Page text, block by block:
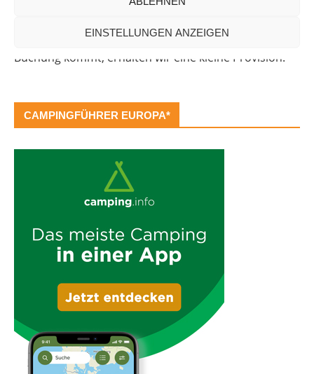
EINSTELLUNGEN ANZEIGEN
unverbindlich und kostenlos. Falls es zu einer
Buchung kommt, erhalten wir eine kleine Provision.
CAMPINGFÜHRER EUROPA*